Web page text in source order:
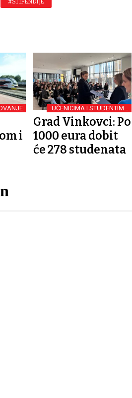
#STIPENDIJE
i
UČENICIMA I STUDENTIMA
340 STIPENDIJA
Grad Vinkovci: Po
1000 eura dobit
će 278 studenata